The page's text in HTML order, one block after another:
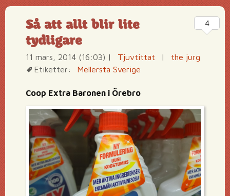
Så att allt blir lite
tydligare
11 mars, 2014 (16:03) | Tjuvtittat |
the jurg
Etiketter:
Mellersta Sverige
Coop Extra Baronen i Örebro
4